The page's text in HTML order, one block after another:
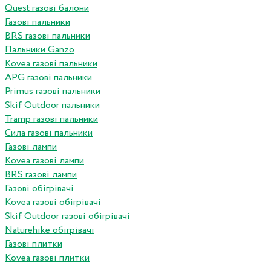
Quest газові балони
Газові пальники
BRS газові пальники
Пальники Ganzo
Kovea газові пальники
APG газові пальники
Primus газові пальники
Skif Outdoor пальники
Tramp газові пальники
Сила газові пальники
Газові лампи
Kovea газові лампи
BRS газові лампи
Газові обігрівачі
Kovea газові обігрівачі
Skif Outdoor газові обігрівачі
Naturehike обігрівачі
Газові плитки
Kovea газові плитки